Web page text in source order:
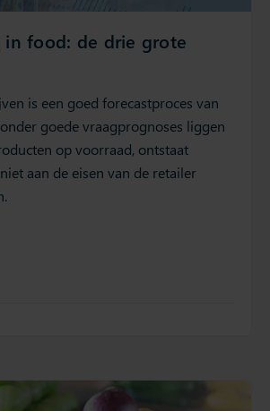
in food: de drie grote
is een goed forecastproces van
goede vraagprognoses liggen
op voorraad, ontstaat
aan de eisen van de retailer